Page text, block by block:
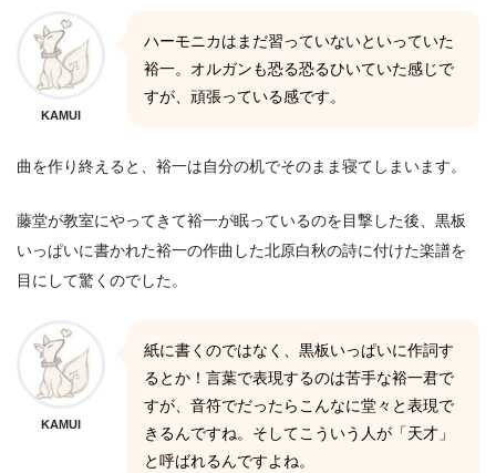
KAMUI
ハーモニカはまだ習っていないといっていた
裕一。オルガンも恐る恐るひいていた感じで
すが、頑張っている感です。
曲を作り終えると、裕一は自分の机でそのまま寝てしまいます。
藤堂が教室にやってきて裕一が眠っているのを目撃した後、黒板
いっぱいに書かれた裕一の作曲した北原白秋の詩に付けた楽譜を
目にして驚くのでした。
KAMUI
紙に書くのではなく、黒板いっぱいに作詞す
るとか！言葉で表現するのは苦手な裕一君で
すが、音符でだったらこんなに堂々と表現で
きるんですね。そしてこういう人が「天才」
と呼ばれるんですよね。